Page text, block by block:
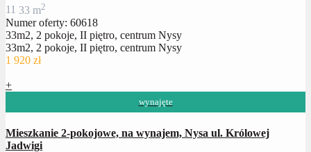
11 33 m2
Numer oferty: 60618
33m2, 2 pokoje, II piętro, centrum Nysy
33m2, 2 pokoje, II piętro, centrum Nysy
1 920 zł
+
wynajęte
Mieszkanie 2-pokojowe, na wynajem, Nysa ul. Królowej
Jadwigi